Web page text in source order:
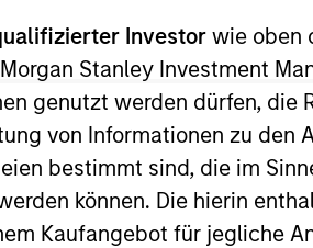
Investor wie oben
Stanley Investment
genutzt werden dürfen, die
von Informationen zu den
bestimmt sind, die im
können. Die hierin
Kaufangebot für jegliche
only. There is no guarantee that
(for current holdings). The
not been authorized, sponsored,
to a third party site. We are providing
endorsement, approval,
we be responsible for the